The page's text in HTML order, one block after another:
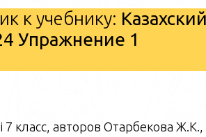
к учебнику:
Упражнение 1
класс, авторов Отарбекова Ж.К.,